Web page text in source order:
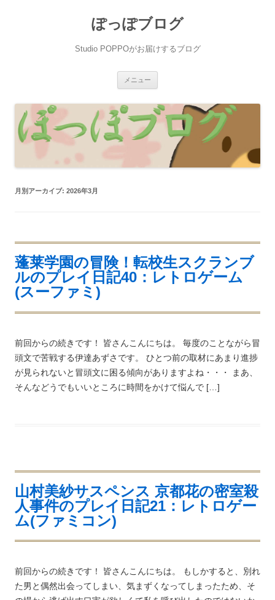
ぽっぽブログ
Studio POPPOがお届けするブログ
メニュー
ツ
へ
プ
月別アーカイブ: 2026年3月
蓬莱学園の冒険！転校生スクランブ
ルのプレイ日記40：レトロゲーム
(スーファミ)
前回からの続きです！ 皆さんこんにちは。 毎度のことながら冒
頭文で苦戦する伊達あずさです。 ひとつ前の取材にあまり進捗
が見られないと冒頭文に困る傾向がありますよね・・・ まあ、
そんなどうでもいいところに時間をかけて悩んで […]
山村美紗サスペンス 京都花の密室殺
人事件のプレイ日記21：レトロゲー
ム(ファミコン)
前回からの続きです！ 皆さんこんにちは。 もしかすると、別れ
た男と偶然出会ってしまい、気まずくなってしまったため、そ